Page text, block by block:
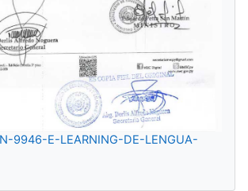
9946-E-LEARNING-DE-LENGUA-